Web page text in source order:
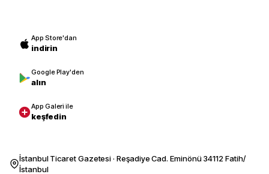
App Store'dan
indirin
Google Play'den
alın
App Galeri ile
keşfedin
İstanbul Ticaret Gazetesi · Reşadiye Cad. Eminönü 34112 Fatih/
İstanbul